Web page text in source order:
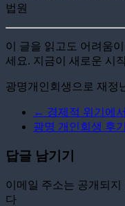
법원
이 글을 읽고도 어려움
세요. 지금이 새로운 시
광명개인회생으로 재정
← 경제적 위기에
광명 개인회생 후
답글 남기기
이메일 주소는 공개되지
다